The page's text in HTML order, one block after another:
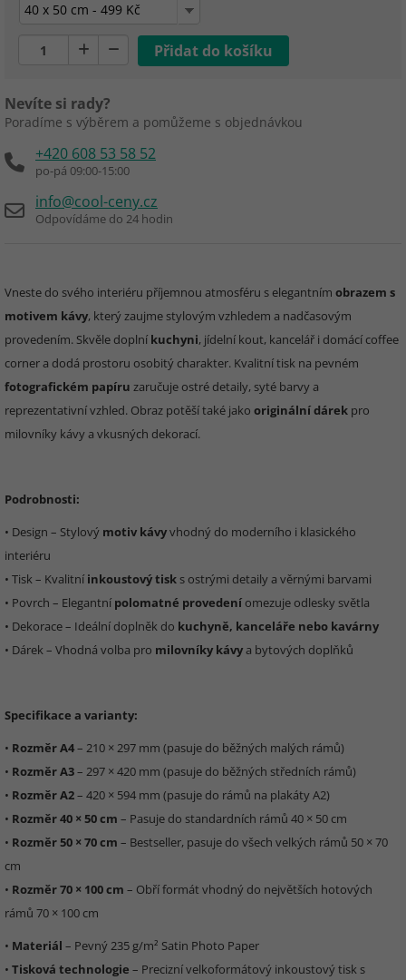
40 x 50 cm - 499 Kč
Nevíte si rady?
Poradíme s výběrem a pomůžeme s objednávkou
+420 608 53 58 52
po-pá 09:00-15:00
info@cool-ceny.cz
Odpovídáme do 24 hodin
Vneste do svého interiéru příjemnou atmosféru s elegantním obrazem s
motivem kávy, který zaujme stylovým vzhledem a nadčasovým
provedením. Skvěle doplní kuchyni, jídelní kout, kancelář i domácí coffee
corner a dodá prostoru osobitý charakter. Kvalitní tisk na pevném
fotografickém papíru zaručuje ostré detaily, syté barvy a
reprezentativní vzhled. Obraz potěší také jako originální dárek pro
milovníky kávy a vkusných dekorací.
Podrobnosti:
• Design – Stylový motiv kávyvhodný do moderního i klasického
interiéru
• Tisk – Kvalitní inkoustový tisk s ostrými detaily a věrnými barvami
• Povrch – Elegantní polomatné provedení omezuje odlesky světla
• Dekorace – Ideální doplněk do kuchyně, kanceláře nebo kavárny
• Dárek – Vhodná volba pro milovníky kávya bytových doplňků
Specifikace a varianty:
• Rozměr A4– 210 × 297 mm (pasuje do běžných malých rámů)
• Rozměr A3– 297 × 420 mm (pasuje do běžných středních rámů)
• Rozměr A2– 420 × 594 mm (pasuje do rámů na plakáty A2)
• Rozměr 40 × 50 cm – Pasuje do standardních rámů 40 × 50 cm
• Rozměr 50 × 70 cm – Bestseller, pasuje do všech velkých rámů 50 × 70
cm
• Rozměr 70 × 100 cm – Obří formát vhodný do největších hotových
rámů 70 × 100 cm
• Materiál – Pevný 235 g/m² Satin Photo Paper
• Tisková technologie – Precizní velkoformátový inkoustový tisk s